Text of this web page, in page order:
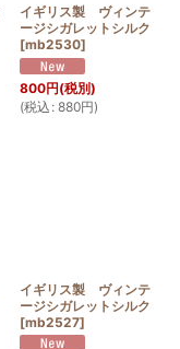
イギリス製 ヴィンテ
ージシガレットシルク
[mb2530]
800円(税別)
(税込 : 880円)
イギリス製 ヴィンテ
ージシガレットシルク
[mb2527]